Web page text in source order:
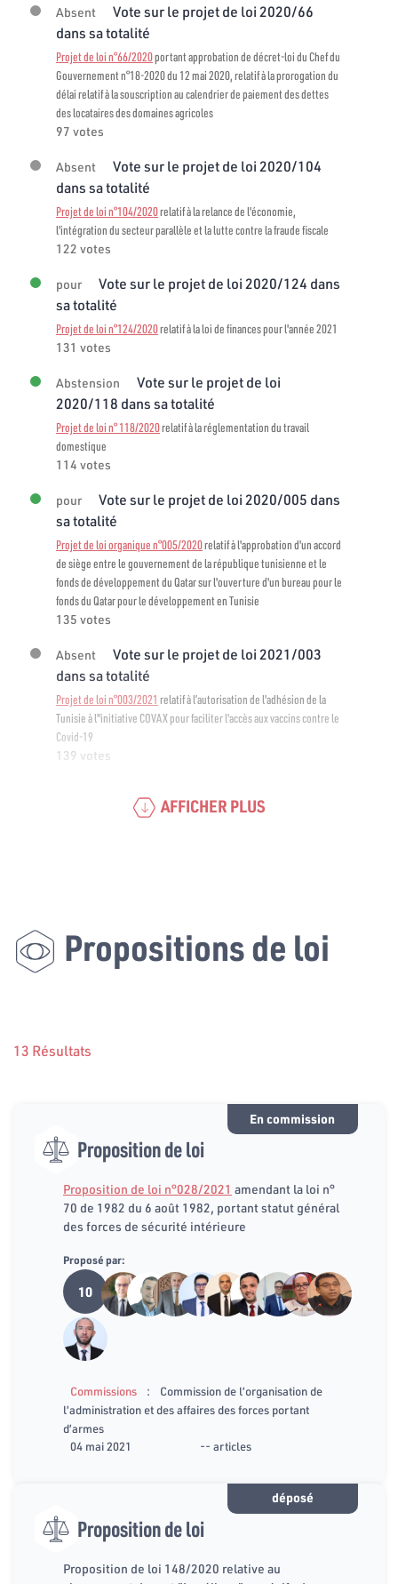
Absent
Vote sur le projet de loi 2020/66
dans sa totalité
Projet de loi n°66/2020portant approbation de décret-loi du Chef du
Gouvernement n°18-2020 du 12 mai 2020, relatif à la prorogation du
délai relatif à la souscription au calendrier de paiement des dettes
des locataires des domaines agricoles
97 votes
Absent
Vote sur le projet de loi 2020/104
dans sa totalité
Projet de loi n°104/2020relatif à la relance de l'économie,
l'intégration du secteur parallèle et la lutte contre la fraude fiscale
122 votes
pour
Vote sur le projet de loi 2020/124 dans
sa totalité
Projet de loi n°124/2020relatif à la loi de finances pour l'année 2021
131 votes
Abstension
Vote sur le projet de loi
2020/118 dans sa totalité
Projet de loi n° 118/2020relatif à la réglementation du travail
domestique
114 votes
pour
Vote sur le projet de loi 2020/005 dans
sa totalité
Projet de loi organique n°005/2020relatif à l'approbation d'un accord
de siège entre le gouvernement de la république tunisienne et le
fonds de développement du Qatar sur l'ouverture d'un bureau pour le
fonds du Qatar pour le développement en Tunisie
135 votes
Absent
Vote sur le projet de loi 2021/003
dans sa totalité
Projet de loi n°003/2021 relatif à l’autorisation de l'adhésion de la
Tunisie à l"initiative COVAX pour faciliter l'accès aux vaccins contre le
Covid-19
139 votes
AFFICHER PLUS
Propositions de loi
13 Résultats
En commission
Proposition de loi
Proposition de loi n°028/2021 amendant la loi n°
70 de 1982 du 6 août 1982, portant statut général
des forces de sécurité intérieure
Proposé par:
10
Commissions :
Commission de l’organisation de
l’administration et des affaires des forces portant
d’armes
04 mai 2021
-- articles
déposé
Proposition de loi
Proposition de loi 148/2020 relative au